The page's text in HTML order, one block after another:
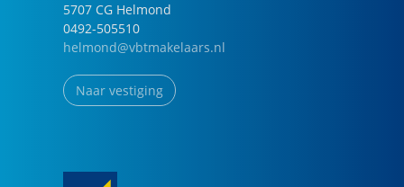
5707 CG Helmond
0492-505510
helmond@vbtmakelaars.nl
Naar vestiging